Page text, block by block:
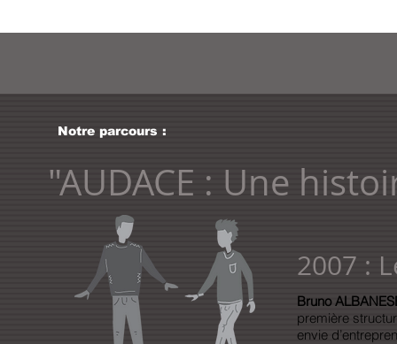
Notre parcours :
"AUDACE : Une
2007 :
Bruno
première
envie